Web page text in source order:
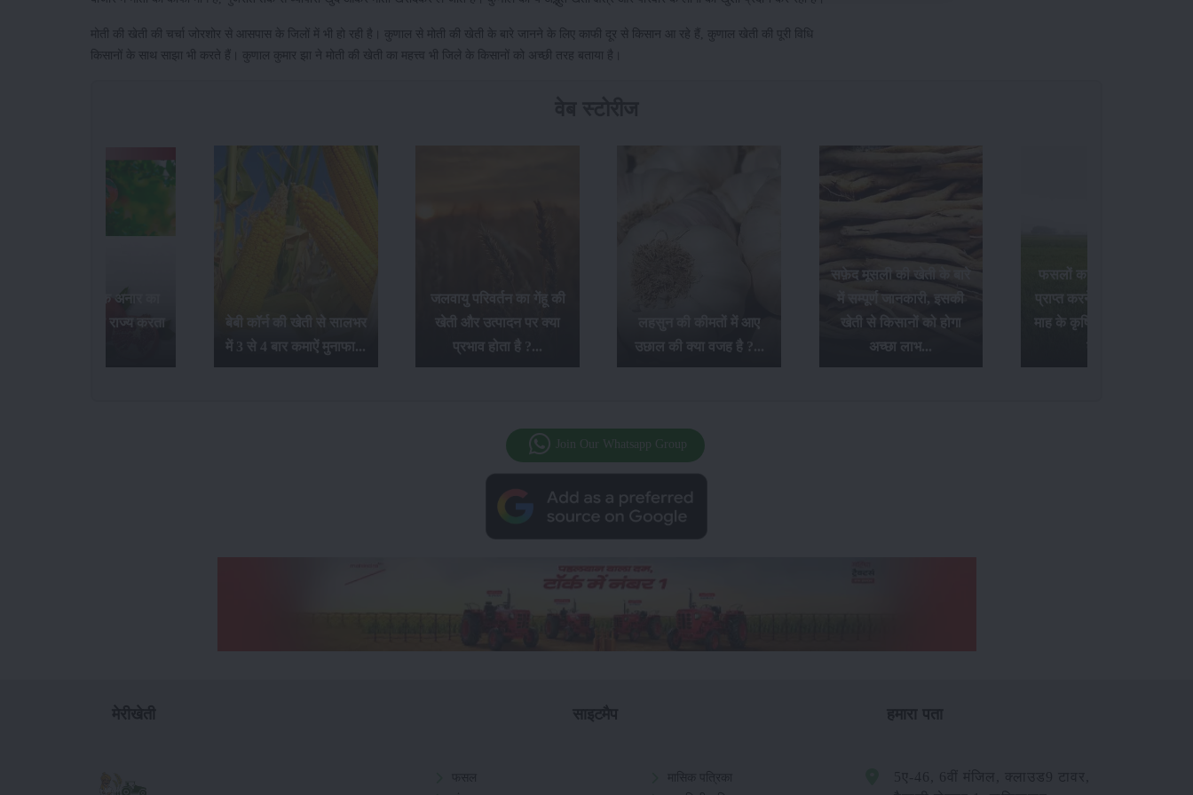
मोती की खेती की चर्चा जोरशोर से आसपास के जिलों में भी हो रही है। कुणाल से मोती की खेती के बारे जानने के लिए काफी दूर से किसान आ रहे हैं, कुणाल खेती की पूरी विधि
किसानों के साथ साझा भी करते हैं। कुणाल कुमार झा ने मोती की खेती का महत्त्व भी जिले के किसानों को अच्छी तरह बताया है।
भारत में सर्वाधिक अनार का
उत्पादन कौन-सा राज्य करता
बेबी कॉर्न की खेती से सालभर
में 3 से 4 बार कमाऐं मुनाफा...
जलवायु परिवर्तन का गेंहू की
खेती और उत्पादन पर क्या
प्रभाव होता है ?...
लहसुन की कीमतों में आए
उछाल की क्या वजह है ?...
सफ़ेद मूसली की खेती के बारे
में सम्पूर्ण जानकारी, इसकी
खेती से किसानों को होगा
अच्छा लाभ...
फसलों का अधिक उत्पादन
प्राप्त करने के लिए अक्टूबर
माह के कृषि संबंधी आवश्यक
कार्य...
Join Our Whatsapp Group